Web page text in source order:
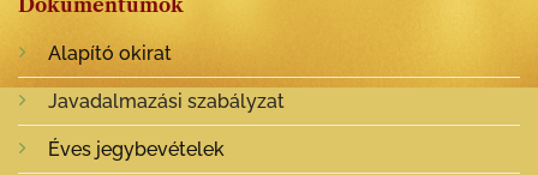
Alapító okirat
Javadalmazási szabályzat
Éves jegybevételek